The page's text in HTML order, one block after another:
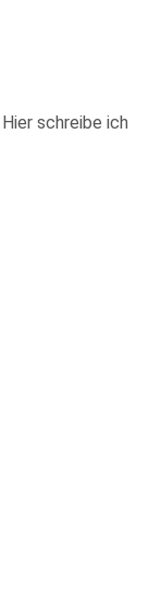
schreibe ich